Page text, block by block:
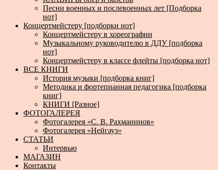
Песни военных и послевоенных лет [Подборка
нот]
Концертмейстеру [подборки нот]
Концертмейстеру в хореографии
Музыкальному руководителю в ДДУ [подборка
нот]
Концертмейстеру в классе флейты [подборка нот]
ВСЕ КНИГИ
История музыки [подборка книг]
Методика и фортепианная педагогика [подборка
книг]
КНИГИ [Разное]
ФОТОГАЛЕРЕЯ
Фотогалерея «С. В. Рахманинов»
Фотогалерея «Нейгауз»
СТАТЬИ
Интервью
МАГАЗИН
Контакты